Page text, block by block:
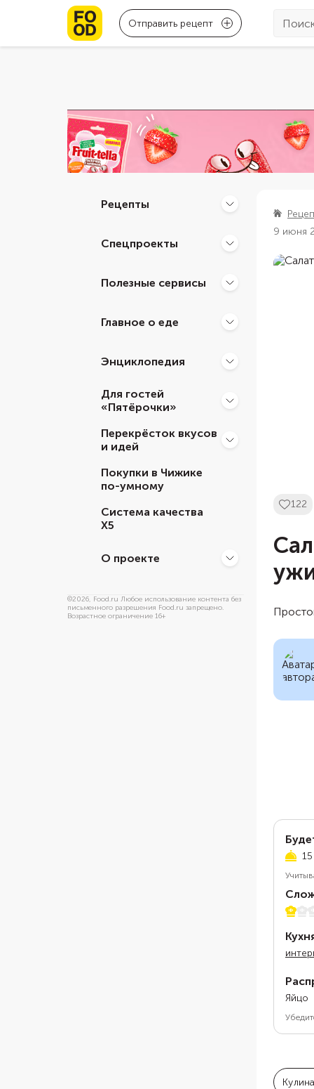
Отправить рецепт
Рецепты
Спецпроекты
Полезные сервисы
Главное о еде
Энциклопедия
Для гостей
«Пятёрочки»
Перекрёсток вкусов
и идей
Покупки в Чижике
по-умному
Система качества
Х5
О проекте
©2026, Food.ru Любое использование контента без
письменного разрешения Food.ru запрещено.
Возрастное ограничение 16+
9 июня
122
1 из 5
Яйцо